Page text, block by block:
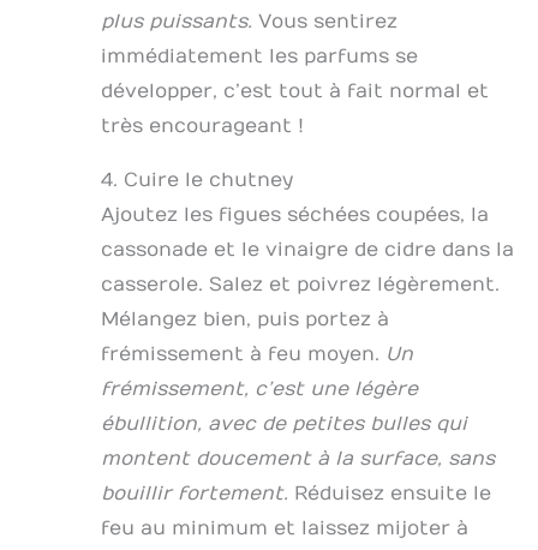
plus puissants. Vous sentirez
immédiatement les parfums se
développer, c’est tout à fait normal et
très encourageant !
4. Cuire le chutney
Ajoutez les figues séchées coupées, la
cassonade et le vinaigre de cidre dans la
casserole. Salez et poivrez légèrement.
Mélangez bien, puis portez à
frémissement à feu moyen. Un
frémissement, c’est une légère
ébullition, avec de petites bulles qui
montent doucement à la surface, sans
bouillir fortement. Réduisez ensuite le
feu au minimum et laissez mijoter à